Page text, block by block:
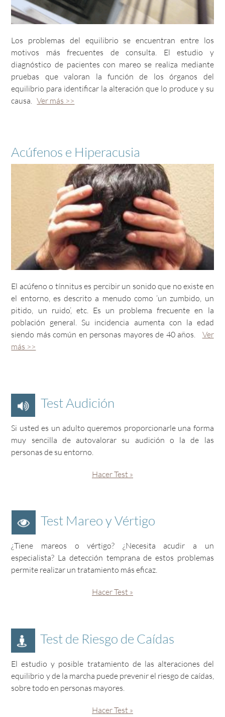
Los problemas del equilibrio se encuentran entre los
motivos más frecuentes de consulta. El estudio y
diagnóstico de pacientes con mareo se realiza mediante
pruebas que valoran la función de los órganos del
equilibrio para identificar la alteración que lo produce y su
causa.Ver más >>
disfunción eréctil. Su mecanismo de acción consiste en
inhibir la enzima fosfodiesterasa tipo 5 (PDE5). Esta
inhibición conduce a un aumento del nivel de guanosina
monofosfato cíclico (GMPc), lo que provoca la relajación de
los músculos lisos y un aumento del flujo sanguíneo al
pene, facilitando así las erecciones. La duración del efecto
comprar Cialis Genérico en Españaes notablemente
prolongada, durando hasta 36 horas. Este período
prolongado es una característica definitoria de Cialis, lo
que le ha valido el apodo de «la píldora del fin de semana».
mg, 5 mg, 10 mg y 20 mg. La dosis específica debe
determinarla un profesional sanitario en función de las
necesidades individuales. Lacomprar Viagra sin receta,
conocida por su nombre genérico sildenafilo, es otro de los
principales medicamentos utilizados en el tratamiento de
la disfunción eréctil. Comparte un mecanismo de acción
ayudando a conseguir y mantener la erección.
Acúfenos e Hiperacusia
El acúfeno o tínnitus es percibir un sonido que no existe en
el entorno, es descrito a menudo como ‘un zumbido, un
pitido, un ruido’, etc. Es un problema frecuente en la
población general. Su incidencia aumenta con la edad
siendo más común en personas mayores de 40 años. Ver
más >>
Test Audición
Si usted es un adulto queremos proporcionarle una forma
muy sencilla de autovalorar su audición o la de las
personas de su entorno.
Hacer Test »
Test Mareo y Vértigo
¿Tiene mareos o vértigo? ¿Necesita acudir a un
especialista? La detección temprana de estos problemas
permite realizar un tratamiento más eficaz.
Hacer Test »
Test de Riesgo de Caídas
El estudio y posible tratamiento de las alteraciones del
equilibrio y de la marcha puede prevenir el riesgo de caídas,
sobre todo en personas mayores.
Hacer Test »